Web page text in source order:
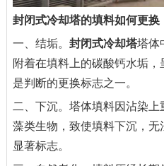
封闭式冷却塔的填料如何更换
一、结垢。 封闭式冷却塔塔体
附着在填料上的碳酸钙水垢
是判断的更换标志之一。
二、下沉。塔体填料因沾染
藻类生物，致使填料下沉，
显著标志。